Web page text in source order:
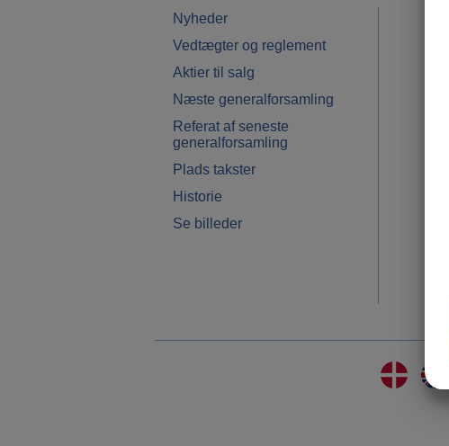
Nyheder
Vedtægter og reglement
Aktier til salg
Næste generalforsamling
Referat af seneste
generalforsamling
Plads takster
Historie
Se billeder